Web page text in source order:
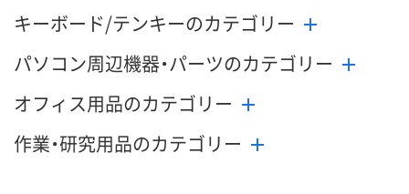
キーボード/テンキーのカテゴリー
パソコン周辺機器・パーツのカテゴリー
オフィス用品のカテゴリー
作業・研究用品のカテゴリー